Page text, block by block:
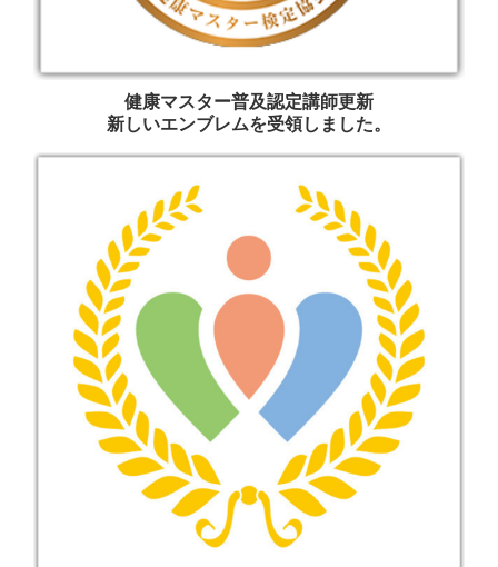
健康マスター普及認定講師更新
新しいエンブレムを受領しました。